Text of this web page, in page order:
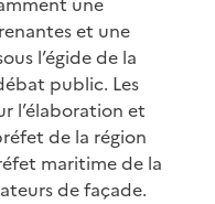
et une
l’égide de la
public. Les
l’élaboration et
de la région
maritime de la
de façade.